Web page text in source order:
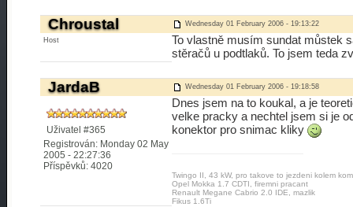
Chroustal Wednesday 01 February 2006 - 19:13:22
Host
To vlastně musím sundat můstek
stěračů u podtlaků. To jsem teda
JardaB Wednesday 01 February 2006 - 19:18:58
Uživatel #365
Registrován: Monday 02 May
2005 - 22:27:36
Příspěvků: 4020
Dnes jsem na to koukal, a je
velke pracky a nechtel jsem si je
konektor pro snimac kliky
Twingo II, 43 kW, pro takove to jezdeni kolem
Opel Mokka 1.7 CDTI, firemni pracant
Renault Megane Cabrio 2.0 IDE, mazlik
Fikus 1.6Ti